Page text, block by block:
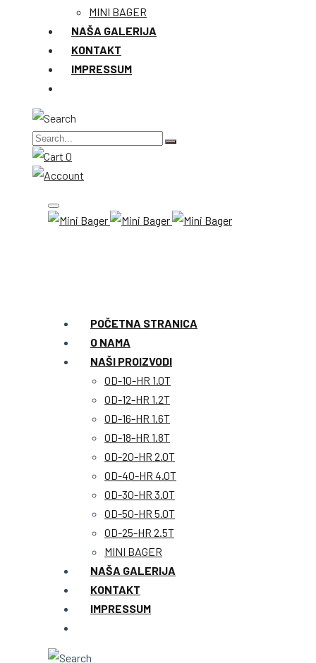
MINI BAGER
NAŠA GALERIJA
KONTAKT
IMPRESSUM
0
POČETNA STRANICA
O NAMA
NAŠI PROIZVODI
OD-10-HR 1.0T
OD-12-HR 1.2T
OD-16-HR 1.6T
OD-18-HR 1.8T
OD-20-HR 2.0T
OD-40-HR 4.0T
OD-30-HR 3.0T
OD-50-HR 5.0T
OD-25-HR 2.5T
MINI BAGER
NAŠA GALERIJA
KONTAKT
IMPRESSUM